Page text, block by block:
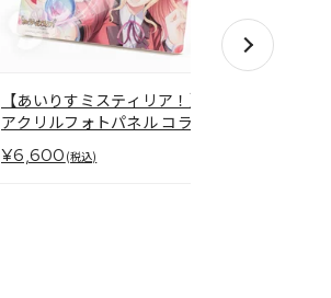
【あいりすミスティリア！】
アクリルフォトパネル コラボ
（FORTUNE ARTERIAL）
¥6,600 (税込)